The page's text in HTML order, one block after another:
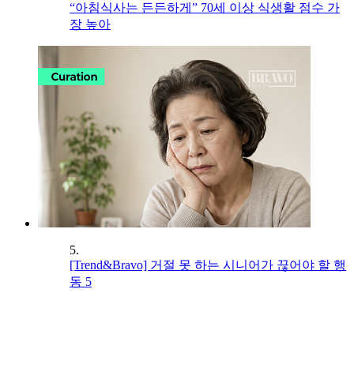
“아침식사는 든든하게” 70세 이상 식생활 점수 가
장 높아
5.
[Trend&Bravo] 거절 못 하는 시니어가 끊어야 할 행
동 5